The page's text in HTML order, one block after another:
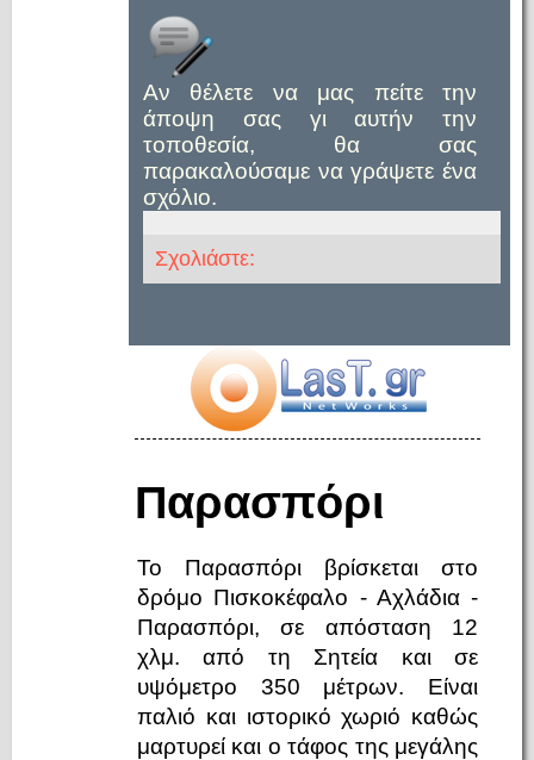
Αν θέλετε να μας πείτε την
άποψη σας γι αυτήν την
τοποθεσία, θα σας
παρακαλούσαμε να γράψετε ένα
σχόλιο.
Σχολιάστε:
Παρασπόρι
Το Παρασπόρι βρίσκεται στο
δρόμο Πισκοκέφαλο - Αχλάδια -
Παρασπόρι, σε απόσταση 12
χλμ. από τη Σητεία και σε
υψόμετρο 350 μέτρων. Είναι
παλιό και ιστορικό χωριό καθώς
μαρτυρεί και ο τάφος της μεγάλης